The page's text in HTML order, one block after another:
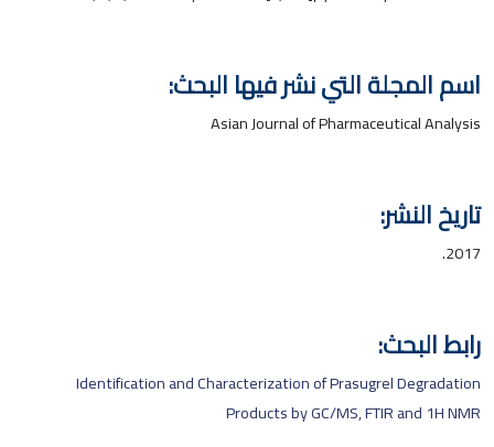
اسم المجلة التي نشر فيها البحث:
Asian Journal of Pharmaceutical Analysis
تاريخ النشر:
2017.
رابط البحث:
Identification and Characterization of Prasugrel Degradation
Products by GC/MS, FTIR and 1H NMR